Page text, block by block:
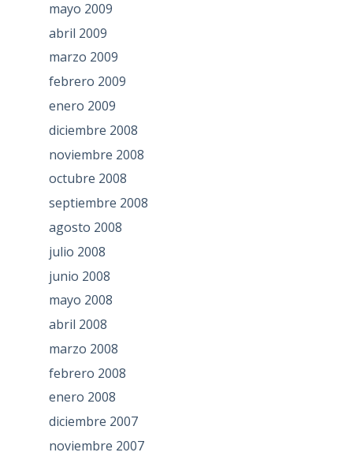
mayo 2009
abril 2009
marzo 2009
febrero 2009
enero 2009
diciembre 2008
noviembre 2008
octubre 2008
septiembre 2008
agosto 2008
julio 2008
junio 2008
mayo 2008
abril 2008
marzo 2008
febrero 2008
enero 2008
diciembre 2007
noviembre 2007